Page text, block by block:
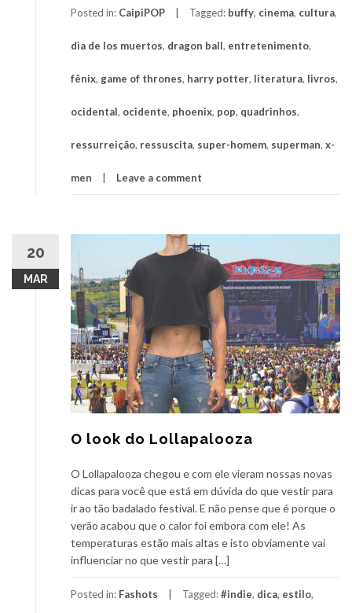
Posted in: CaipiPOP Tagged: buffy, cinema, cultura,
dia de los muertos, dragon ball, entretenimento,
fênix, game of thrones, harry potter, literatura, livros,
ocidental, ocidente, phoenix, pop, quadrinhos,
ressurreição, ressuscita, super-homem, superman, x-
men Leave a comment
20
MAR
O look do Lollapalooza
O Lollapalooza chegou e com ele vieram nossas novas
dicas para você que está em dúvida do que vestir para
ir ao tão badalado festival. E não pense que é porque o
verão acabou que o calor foi embora com ele! As
temperaturas estão mais altas e isto obviamente vai
influenciar no que vestir para […]
Posted in: Fashots Tagged:#indie, dica, estilo,